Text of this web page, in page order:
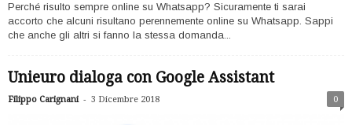
Perché risulto sempre online su Whatsapp? Sicuramente ti sarai
accorto che alcuni risultano perennemente online su Whatsapp. Sappi
che anche gli altri si fanno la stessa domanda...
Unieuro dialoga con Google Assistant
Filippo Carignani - 3 Dicembre 2018 0